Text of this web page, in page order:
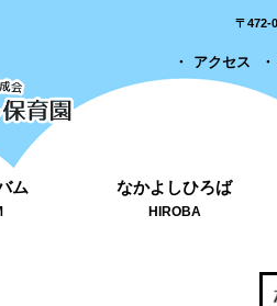
〒472-
アクセス
ム なかよしひろば
HIROBA